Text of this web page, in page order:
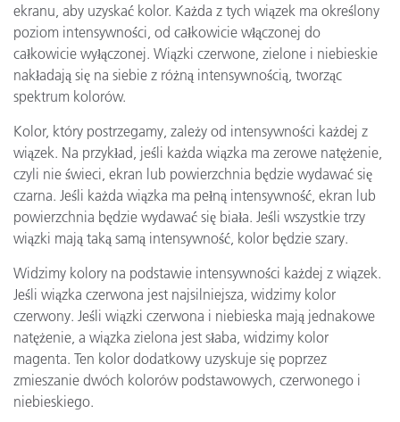
ekranu, aby uzyskać kolor. Każda z tych wiązek ma określony
poziom intensywności, od całkowicie włączonej do
całkowicie wyłączonej. Wiązki czerwone, zielone i niebieskie
nakładają się na siebie z różną intensywnością, tworząc
spektrum kolorów.
Kolor, który postrzegamy, zależy od intensywności każdej z
wiązek. Na przykład, jeśli każda wiązka ma zerowe natężenie,
czyli nie świeci, ekran lub powierzchnia będzie wydawać się
czarna. Jeśli każda wiązka ma pełną intensywność, ekran lub
powierzchnia będzie wydawać się biała. Jeśli wszystkie trzy
wiązki mają taką samą intensywność, kolor będzie szary.
Widzimy kolory na podstawie intensywności każdej z wiązek.
Jeśli wiązka czerwona jest najsilniejsza, widzimy kolor
czerwony. Jeśli wiązki czerwona i niebieska mają jednakowe
natężenie, a wiązka zielona jest słaba, widzimy kolor
magenta. Ten kolor dodatkowy uzyskuje się poprzez
zmieszanie dwóch kolorów podstawowych, czerwonego i
niebieskiego.